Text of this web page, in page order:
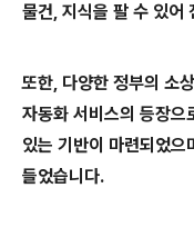
물건, 지식을 팔 수 있어
또한, 다양한 정부의 소
자동화 서비스의 등장으
있는 기반이 마련되었
들었습니다.